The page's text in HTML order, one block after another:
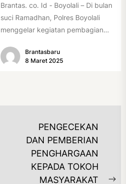
Brantas. co. Id - Boyolali – Di bulan
suci Ramadhan, Polres Boyolali
menggelar kegiatan pembagian
Polres...Brantasbaru
8 Maret 2025
PENGECEKAN
DAN PEMBERIAN
PENGHARGAAN
KEPADA TOKOH
MASYARAKAT